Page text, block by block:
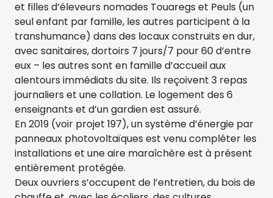
et filles d’éleveurs nomades Touaregs et Peuls (un
seul enfant par famille, les autres participent à la
transhumance) dans des locaux construits en dur,
avec sanitaires, dortoirs 7 jours/7 pour 60 d’entre
eux – les autres sont en famille d’accueil aux
alentours immédiats du site. Ils reçoivent 3 repas
journaliers et une collation. Le logement des 6
enseignants et d’un gardien est assuré.
En 2019 (voir projet 197), un système d’énergie par
panneaux photovoltaïques est venu compléter les
installations et une aire maraîchère est à présent
entièrement protégée.
Deux ouvriers s’occupent de l’entretien, du bois de